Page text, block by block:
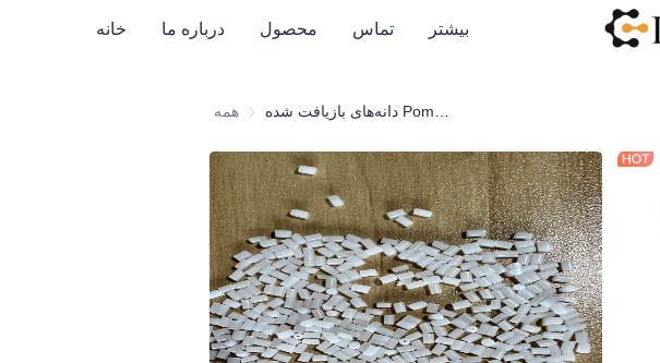
خانه درباره ما محصول تماس بیشتر
همه